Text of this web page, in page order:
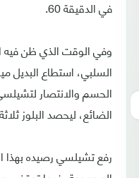
في الدقيقة 60.
وفي الوقت الذي ظن فيه
السلبي، استطاع
الحسم والانتصار
الضائع، ليحصد البلوز